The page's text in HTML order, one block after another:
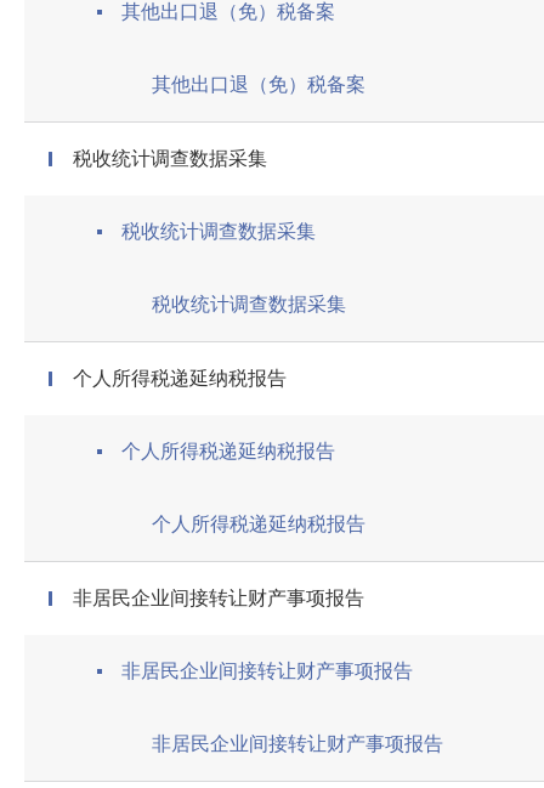
其他出口退（免）税备案
其他出口退（免）税备案
税收统计调查数据采集
税收统计调查数据采集
税收统计调查数据采集
个人所得税递延纳税报告
个人所得税递延纳税报告
个人所得税递延纳税报告
非居民企业间接转让财产事项报告
非居民企业间接转让财产事项报告
非居民企业间接转让财产事项报告